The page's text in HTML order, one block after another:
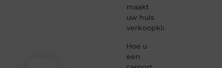
maakt
uw huis
verkoopklaar
Hoe u
een